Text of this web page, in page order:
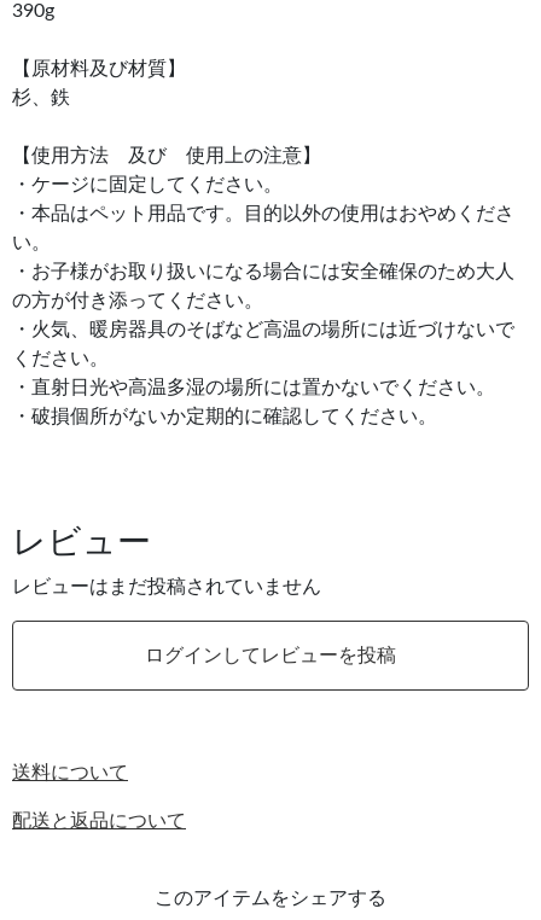
390g
【原材料及び材質】
杉、鉄
【使用方法 及び 使用上の注意】
・ケージに固定してください。
・本品はペット用品です。目的以外の使用はおやめくださ
い。
・お子様がお取り扱いになる場合には安全確保のため大人
の方が付き添ってください。
・火気、暖房器具のそばなど高温の場所には近づけないで
ください。
・直射日光や高温多湿の場所には置かないでください。
・破損個所がないか定期的に確認してください。
レビュー
レビューはまだ投稿されていません
ログインしてレビューを投稿
送料について
配送と返品について
このアイテムをシェアする